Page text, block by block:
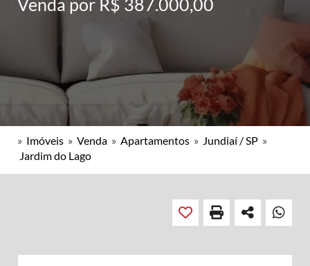
» Imóveis » Venda » Apartamentos » Jundiaí / SP »
Jardim do Lago